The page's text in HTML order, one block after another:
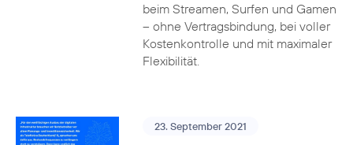
beim Streamen, Surfen und Gamen
– ohne Vertragsbindung, bei voller
Kostenkontrolle und mit maximaler
Flexibilität.
23. September 2021